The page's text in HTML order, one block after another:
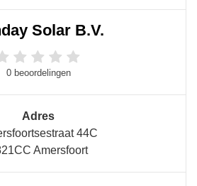
Solar B.V.
0 beoordelingen
Adres
44C
Amersfoort